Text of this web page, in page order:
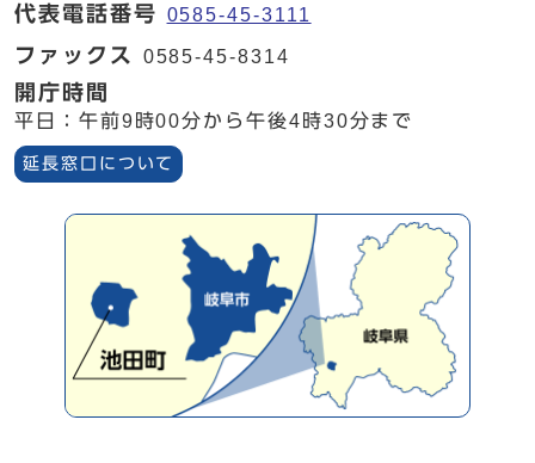
代表電話番号 0585-45-3111
ファックス 0585-45-8314
開庁時間
平日：午前9時00分から午後4時30分まで
延長窓口について